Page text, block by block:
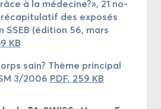
à la mé­de­cine?», 21 no­
des ex­po­sés
SSEB (édi­tion 56, mars
KB
sain? Thème prin­ci­pal
3/2006 PDF, 259 KB